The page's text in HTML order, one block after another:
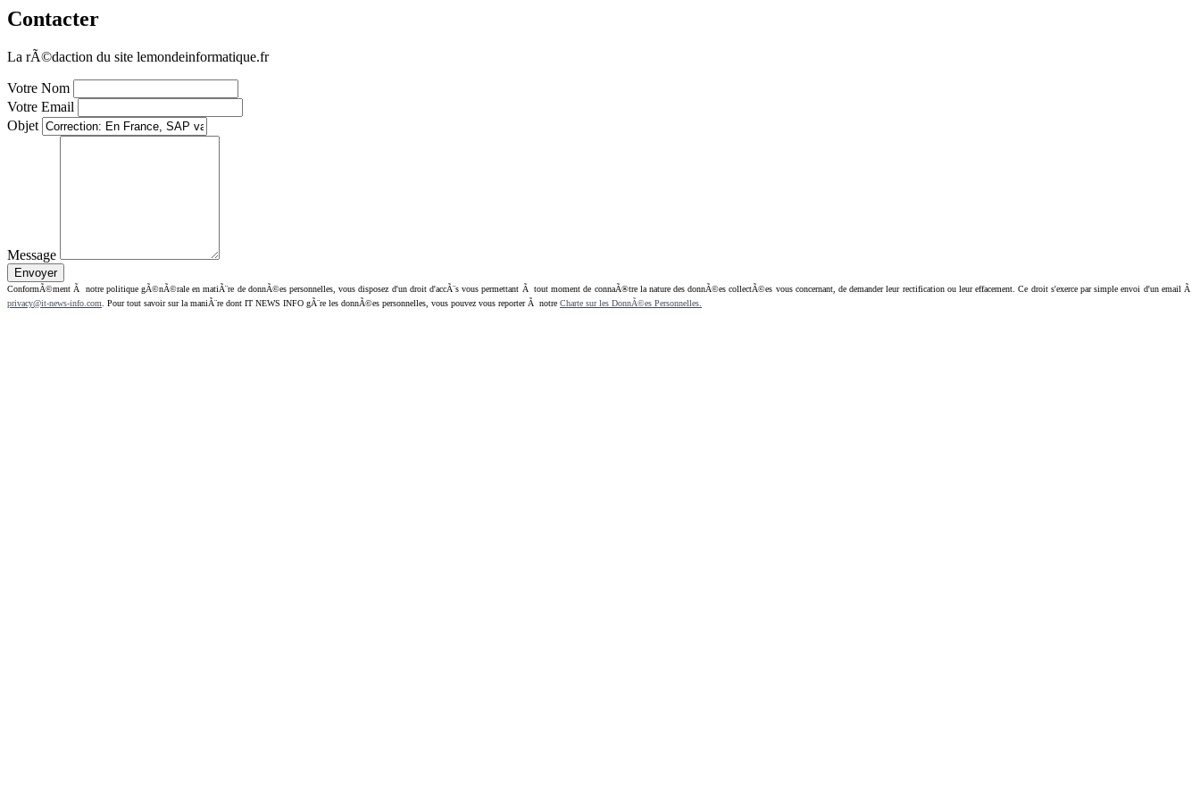
Contacter
La rÃ©daction du site lemondeinformatique.fr
Votre Nom
Votre Email
Objet
Message
ConformÃ©ment Ã notre politique gÃ©nÃ©rale en matiÃ¨re de donnÃ©es personnelles, vous disposez d'un droit d'accÃ¨s vous permettant Ã tout moment de connaÃ®tre la nature des donnÃ©es collectÃ©es vous concernant, de demander leur rectification ou leur effacement. Ce droit s'exerce par simple envoi d'un email Ã
privacy@it-news-info.com . Pour tout savoir sur la maniÃ¨re dont IT NEWS INFO gÃ¨re les donnÃ©es personnelles, vous pouvez vous reporter Ã notre Charte sur les DonnÃ©es Personnelles.